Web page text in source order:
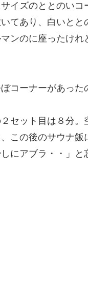
イズのととのい
てあり、白いと
ンのに座ったけ
コーナーがあった
セット目は８分
この後のサウナ飯
にアブラ・・」